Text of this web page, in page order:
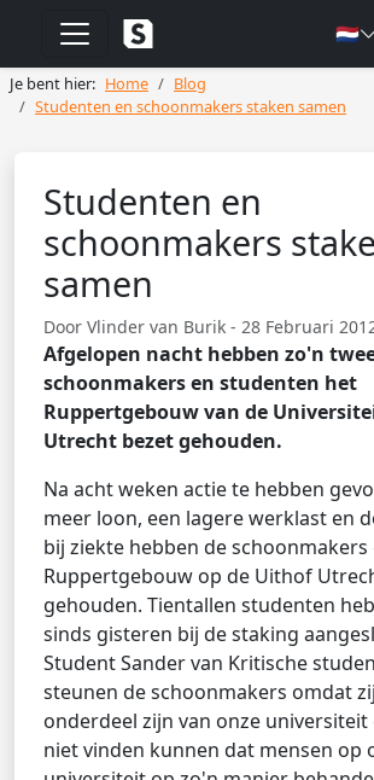
🇳🇱
Je bent hier: Home
Blog
Studenten en schoonmakers staken samen
Studenten en
schoonmakers
samen
Door Vlinder van Burik - 28 Februari
Afgelopen nacht hebben zo'n
schoonmakers en studenten het
Ruppertgebouw van de
Utrecht bezet gehouden.
Na acht weken actie te hebben
meer loon, een lagere werklast en
bij ziekte hebben de
Ruppertgebouw op de Uithof
gehouden. Tientallen studenten
sinds gisteren bij de staking
Student Sander van Kritische
steunen de schoonmakers omdat
onderdeel zijn van onze
niet vinden kunnen dat mensen op